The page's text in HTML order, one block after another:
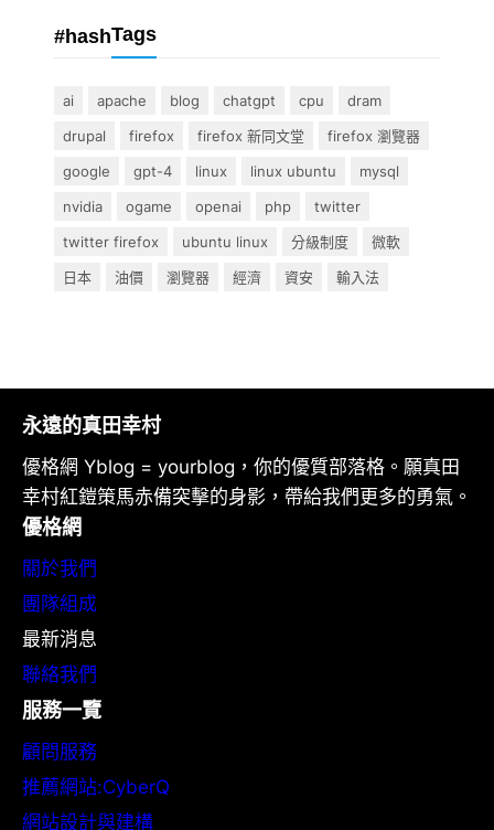
#hashTags
ai apache blog chatgpt cpu
dram
drupal
firefox firefox 新同文堂
firefox 瀏覽器
google
gpt-4 linux linux ubuntu
mysql
nvidia
ogame openai php
twitter
twitter firefox
ubuntu linux 分級制度
微軟
日本
油價 瀏覽器 經濟 資安 輸入法
永遠的真田幸村
優格網 Yblog = yourblog，你的優質部落格。願真田
幸村紅鎧策馬赤備突擊的身影，帶給我們更多的勇氣。
優格網
關於我們
團隊組成
最新消息
聯絡我們
服務一覽
顧問服務
推薦網站:CyberQ
網站設計與建構